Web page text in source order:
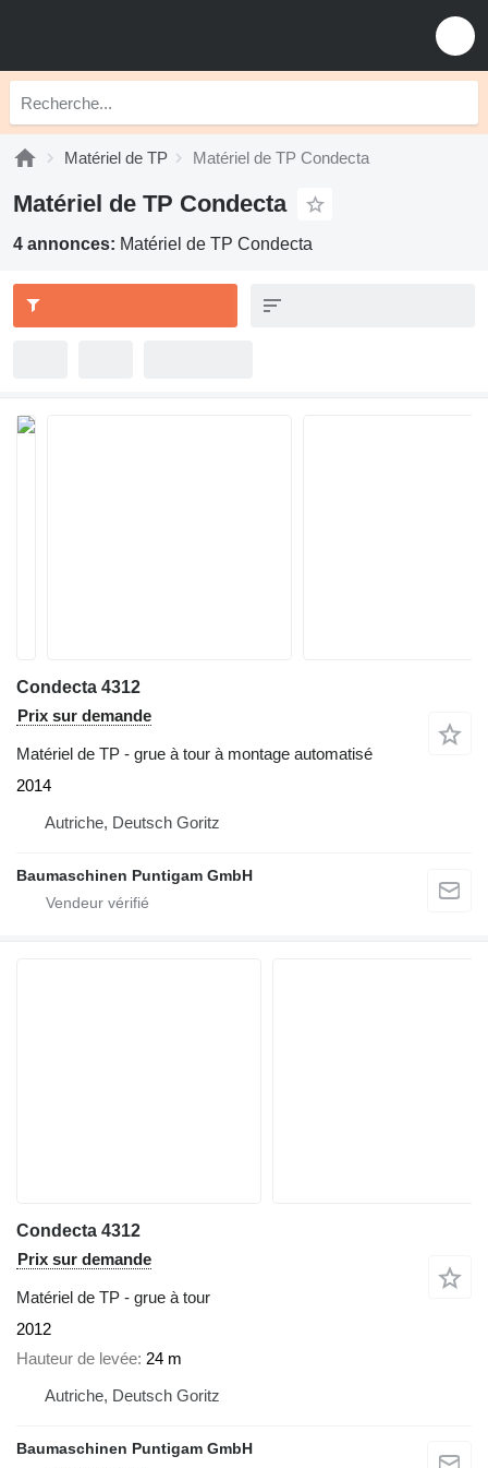
Matériel de TP Matériel de TP Condecta
Matériel de TP Condecta
4 annonces: Matériel de TP Condecta
Condecta 4312
Prix sur demande
Matériel de TP - grue à tour à montage automatisé
2014
Autriche, Deutsch Goritz
Baumaschinen Puntigam GmbH
Condecta 4312
Prix sur demande
Matériel de TP - grue à tour
2012
Hauteur de levée 24 m
Autriche, Deutsch Goritz
Baumaschinen Puntigam GmbH